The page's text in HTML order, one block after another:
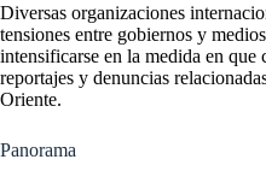
Diversas organizaciones
tensiones entre gobiernos y
intensificarse en la medida en que
reportajes y denuncias
Oriente.
Panorama